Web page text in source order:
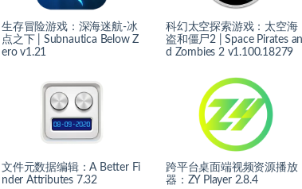
生存冒险游戏：深海迷航-冰
点之下 | Subnautica Below Z
ero v1.21
科幻太空探索游戏：太空海
盗和僵尸2 | Space Pirates
d Zombies 2 v1.100.18279
文件元数据编辑：A Better Fi
nder Attributes 7.32
跨平台桌面端视频资源播放
器：ZY Player 2.8.4